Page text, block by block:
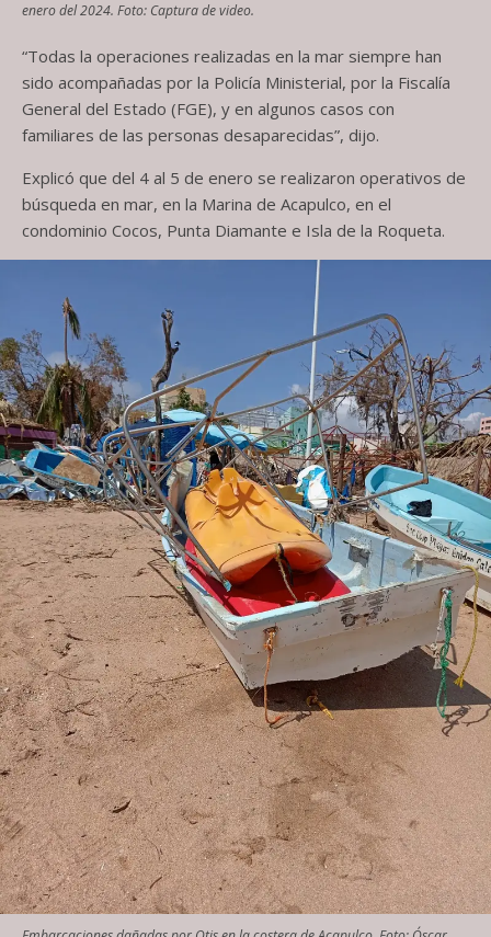
enero del 2024. Foto: Captura de video.
“Todas la operaciones realizadas en la mar siempre han
sido acompañadas por la Policía Ministerial, por la Fiscalía
General del Estado (FGE), y en algunos casos con
familiares de las personas desaparecidas”, dijo.
Explicó que del 4 al 5 de enero se realizaron operativos de
búsqueda en mar, en la Marina de Acapulco, en el
condominio Cocos, Punta Diamante e Isla de la Roqueta.